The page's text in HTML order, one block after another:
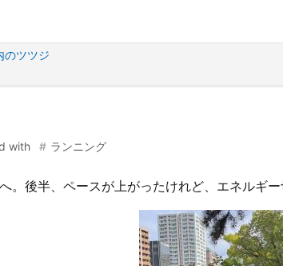
のツツジ
with ランニング
。後半、ペースが上がったけれど、エネルギ